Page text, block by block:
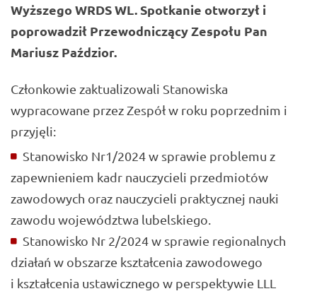
Wyższego WRDS WL. Spotkanie otworzył i
poprowadził Przewodniczący Zespołu Pan
Mariusz Paździor.
Członkowie zaktualizowali Stanowiska
wypracowane przez Zespół w roku poprzednim i
przyjęli:
Stanowisko Nr1/2024 w sprawie problemu z
zapewnieniem kadr nauczycieli przedmiotów
zawodowych oraz nauczycieli praktycznej nauki
zawodu województwa lubelskiego.
Stanowisko Nr 2/2024 w sprawie regionalnych
działań w obszarze kształcenia zawodowego
i kształcenia ustawicznego w perspektywie LLL